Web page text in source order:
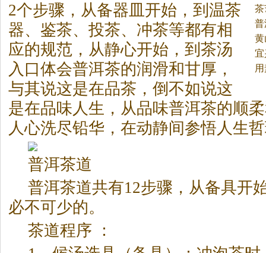
2个步骤，从备器皿开始，到温茶
器、鉴茶、投茶、冲茶等都有相
应的规范，从静心开始，到 茶汤
入口体会普洱茶的润滑和甘厚，
与其说这是在品茶 ，倒不如说这
是在品味人生，从品味普洱茶的顺
人心洗尽铅华，在动静间参悟人生
普洱茶道
普洱茶道共有12步骤，从备具开
必不可少的。
茶道程序 ：